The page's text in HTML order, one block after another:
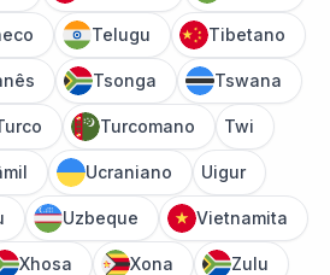
Telugu Tibetano
Tsonga Tswana
Turcomano Twi
Ucraniano Uigur
Uzbeque Vietnamita
Xhosa Xona Zulu